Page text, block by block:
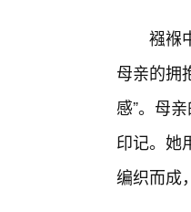
襁褓
母亲的拥
感”。母
印记。她
编织而成